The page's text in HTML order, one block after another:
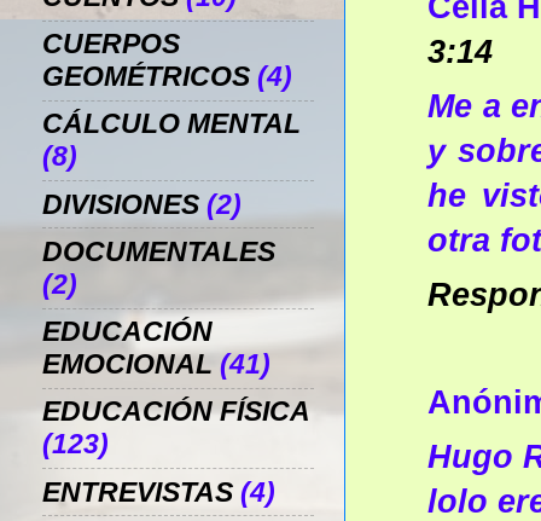
3:14
Me a
y
he
otra
Hugo
lolo
CUERPOS
GEOMÉTRICOS (4)
CÁLCULO MENTAL
(8)
DIVISIONES (2)
DOCUMENTALES
(2)
EDUCACIÓN
EMOCIONAL (41)
EDUCACIÓN FÍSICA
(123)
ENTREVISTAS (4)